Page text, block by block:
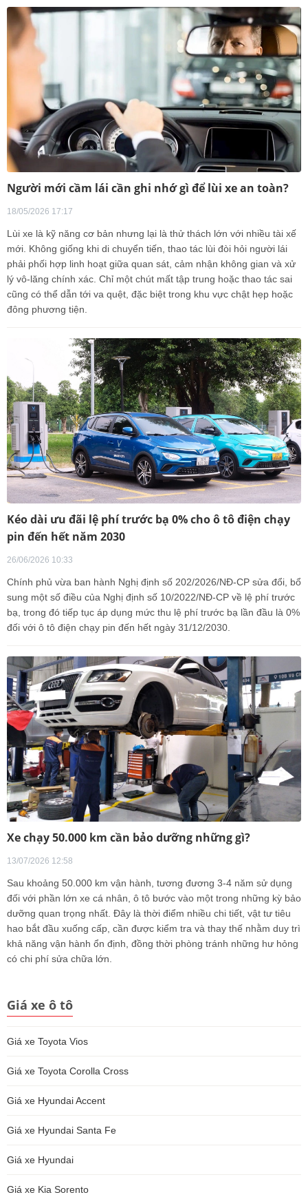
Người mới cầm lái cần ghi nhớ gì để lùi xe an toàn?
18/05/2026 17:17
Lùi xe là kỹ năng cơ bản nhưng lại là thử thách lớn với nhiều tài xế
mới. Không giống khi di chuyển tiến, thao tác lùi đòi hỏi người lái
phải phối hợp linh hoạt giữa quan sát, cảm nhận không gian và xử
lý vô-lăng chính xác. Chỉ một chút mất tập trung hoặc thao tác sai
cũng có thể dẫn tới va quệt, đặc biệt trong khu vực chật hẹp hoặc
đông phương tiện.
Kéo dài ưu đãi lệ phí trước bạ 0% cho ô tô điện chạy
pin đến hết năm 2030
26/06/2026 10:33
Chính phủ vừa ban hành Nghị định số 202/2026/NĐ-CP sửa đổi, bổ
sung một số điều của Nghị định số 10/2022/NĐ-CP về lệ phí trước
bạ, trong đó tiếp tục áp dụng mức thu lệ phí trước bạ lần đầu là 0%
đối với ô tô điện chạy pin đến hết ngày 31/12/2030.
Xe chạy 50.000 km cần bảo dưỡng những gì?
13/07/2026 12:58
Sau khoảng 50.000 km vận hành, tương đương 3-4 năm sử dụng
đối với phần lớn xe cá nhân, ô tô bước vào một trong những kỳ bảo
dưỡng quan trọng nhất. Đây là thời điểm nhiều chi tiết, vật tư tiêu
hao bắt đầu xuống cấp, cần được kiểm tra và thay thế nhằm duy trì
khả năng vận hành ổn định, đồng thời phòng tránh những hư hỏng
có chi phí sửa chữa lớn.
Giá xe ô tô
Giá xe Toyota Vios
Giá xe Toyota Corolla Cross
Giá xe Hyundai Accent
Giá xe Hyundai Santa Fe
Giá xe Hyundai
Giá xe Kia Sorento